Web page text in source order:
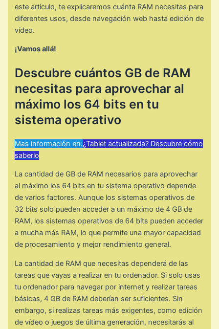
este artículo, te explicaremos cuánta RAM necesitas para
diferentes usos, desde navegación web hasta edición de
vídeo.
¡Vamos allá!
Descubre cuántos GB de RAM
necesitas para aprovechar al
máximo los 64 bits en tu
sistema operativo
Mas información en:¿Tablet actualizada? Descubre cómo
saberlo
La cantidad de GB de RAM necesarios para aprovechar
al máximo los 64 bits en tu sistema operativo depende
de varios factores. Aunque los sistemas operativos de
32 bits solo pueden acceder a un máximo de 4 GB de
RAM, los sistemas operativos de 64 bits pueden acceder
a mucha más RAM, lo que permite una mayor capacidad
de procesamiento y mejor rendimiento general.
La cantidad de RAM que necesitas dependerá de las
tareas que vayas a realizar en tu ordenador. Si solo usas
tu ordenador para navegar por internet y realizar tareas
básicas, 4 GB de RAM deberían ser suficientes. Sin
embargo, si realizas tareas más exigentes, como edición
de vídeo o juegos de última generación, necesitarás al